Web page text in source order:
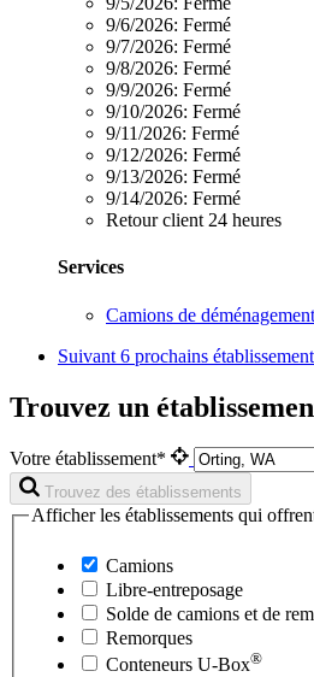
9/6/2026: Fermé
9/7/2026: Fermé
9/8/2026: Fermé
9/9/2026: Fermé
9/10/2026: Fermé
9/11/2026: Fermé
9/12/2026: Fermé
9/13/2026: Fermé
9/14/2026: Fermé
Retour client 24 heures
Services
Camions de déménagement
Suivant 6 prochains
Trouvez un
Votre établissement*
Trouvez des établissements
Afficher les établissements qui
Camions
Libre-entreposage
Solde de camions et de
Remorques
Conteneurs U-Box®